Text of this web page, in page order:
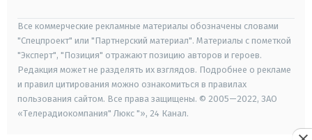
Все коммерческие рекламные материалы обозначены словами
"Спецпроект" или "Партнерский материал". Материалы с пометкой
"Эксперт", "Позиция" отражают позицию авторов и героев.
Редакция может не разделять их взглядов. Подробнее о рекламе
и правил цитирования можно ознакомиться в правилах
пользования сайтом. Все права защищены. © 2005—2022, ЗАО
«Телерадиокомпания" Люкс "», 24 Канал.